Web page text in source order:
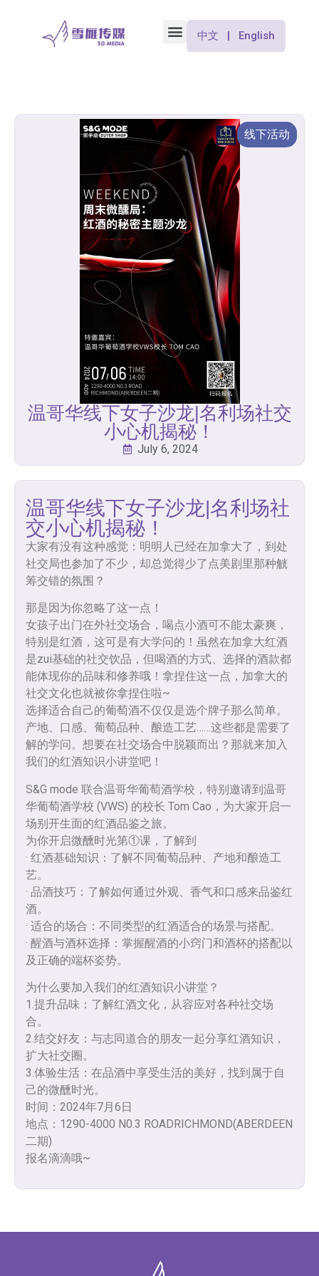
中文 | English
线下活动
温哥华线下女子沙龙|名利场社交
小心机揭秘！
July 6, 2024
温哥华线下女子沙龙|名利场社
交小心机揭秘！
大家有没有这种感觉：明明人已经在加拿大了，到处
社交局也参加了不少，却总觉得少了点美剧里那种觥
筹交错的氛围？
那是因为你忽略了这一点！
女孩子出门在外社交场合，喝点小酒可不能太豪爽，
特别是红酒，这可是有大学问的！虽然在加拿大红酒
是zui基础的社交饮品，但喝酒的方式、选择的酒款都
能体现你的品味和修养哦！拿捏住这一点，加拿大的
社交文化也就被你拿捏住啦~
选择适合自己的葡萄酒不仅仅是选个牌子那么简单。
产地、口感、葡萄品种、酿造工艺……这些都是需要了
解的学问。想要在社交场合中脱颖而出？那就来加入
我们的红酒知识小讲堂吧！
S&G mode 联合温哥华葡萄酒学校，特别邀请到温哥
华葡萄酒学校 (VWS) 的校长 Tom Cao，为大家开启一
场别开生面的红酒品鉴之旅。
为你开启微醺时光第①课，了解到
· 红酒基础知识：了解不同葡萄品种、产地和酿造工
艺。
· 品酒技巧：了解如何通过外观、香气和口感来品鉴红
酒。
· 适合的场合：不同类型的红酒适合的场景与搭配。
· 醒酒与酒杯选择：掌握醒酒的小窍门和酒杯的搭配以
及正确的端杯姿势。
为什么要加入我们的红酒知识小讲堂？
1.提升品味：了解红酒文化，从容应对各种社交场
合。
2.结交好友：与志同道合的朋友一起分享红酒知识，
扩大社交圈。
3.体验生活：在品酒中享受生活的美好，找到属于自
己的微醺时光。
时间：2024年7月6日
地点：1290-4000 N0.3 ROADRICHMOND(ABERDEEN
二期)
报名滴滴哦~